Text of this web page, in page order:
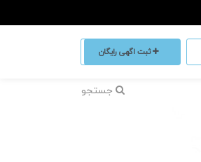
ثبت اگهی رایگان
جستجو